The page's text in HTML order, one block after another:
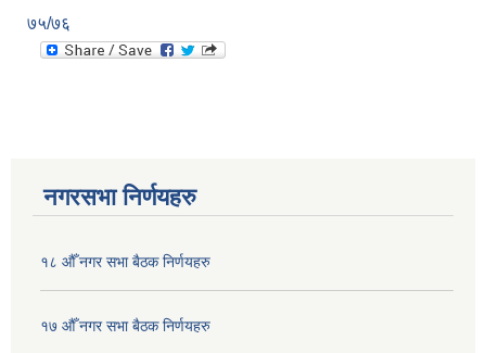
७५/७६
नगरसभा निर्णयहरु
१८ औँ नगर सभा बैठक निर्णयहरु
१७ औँ नगर सभा बैठक निर्णयहरु